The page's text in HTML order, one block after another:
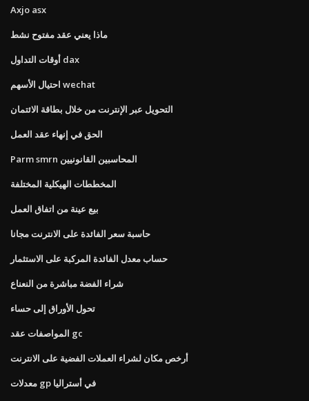
Axjo asx
ماذا يعني عقد مفتوح نشط
أوقات التداول dax
احتيال الأسهم wechat
التحويل عبر الإنترنت من خلال بطاقة الائتمان
الحق في إنهاء عقد العمل
Parm smrn المحاسبين القانونيين
المخططات الهيكلية المختلفة
بيع عينة من اتفاق العمل
حاسبة سعر الفائدة على الانترنت مجانا
حساب معدل الفائدة المركبة على الاستثمار
شراء الفضة مباشرة من النعناع
تحول الأوراق إلى حساء
المواصفات عقد gc
أرخص مكان لشراء العملات الفضية على الانترنت
معدلات gp في أستراليا